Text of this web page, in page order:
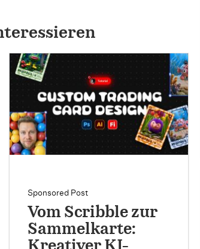
Sponsored Post
Vom Scribble zur
Sammelkarte: